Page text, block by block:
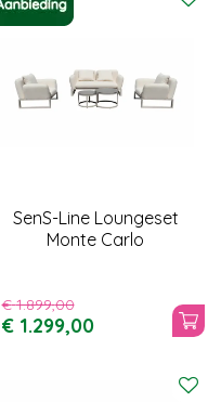
SenS-Line Loungeset
Monte Carlo
€ 1.899,00
€ 1.299,00